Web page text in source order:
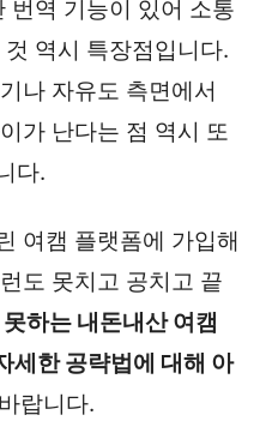
번역 기능이 있어 소통
역시 특장점입니다.
나 자유도 측면에서
가 난다는 점 역시 또
다.
여캠 플랫폼에 가입해
도 못치고 공치고 끝
하는 내돈내산 여캠
세한 공략법에 대해 아
랍니다.